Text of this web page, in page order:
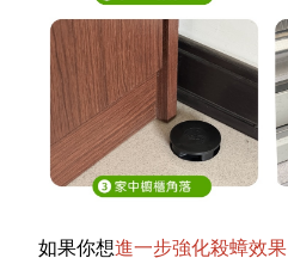
如果你想進一步強化殺蟑效果